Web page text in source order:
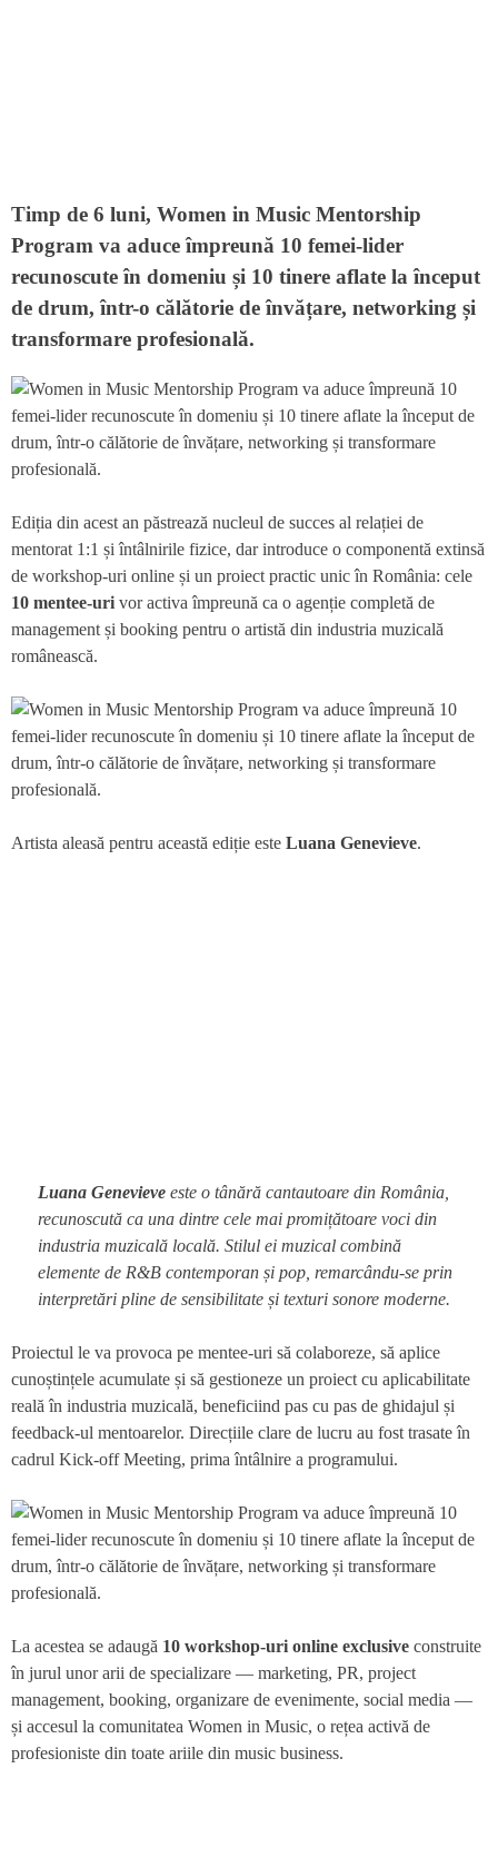
Timp de 6 luni, Women in Music Mentorship
Program va aduce împreună 10 femei-lider
recunoscute în domeniu și 10 tinere aflate la început
de drum, într-o călătorie de învățare, networking și
transformare profesională.
Ediția din acest an păstrează nucleul de succes al relației de
mentorat 1:1 și întâlnirile fizice, dar introduce o componentă extinsă
de workshop-uri online și un proiect practic unic în România: cele
10 mentee-uri vor activa împreună ca o agenție completă de
management și booking pentru o artistă din industria muzicală
românească.
Artista aleasă pentru această ediție este Luana Genevieve.
Luana Genevieve este o tânără cantautoare din România,
recunoscută ca una dintre cele mai promițătoare voci din
industria muzicală locală. Stilul ei muzical combină
elemente de R&B contemporan și pop, remarcându-se prin
interpretări pline de sensibilitate și texturi sonore moderne.
Proiectul le va provoca pe mentee-uri să colaboreze, să aplice
cunoștințele acumulate și să gestioneze un proiect cu aplicabilitate
reală în industria muzicală, beneficiind pas cu pas de ghidajul și
feedback-ul mentoarelor. Direcțiile clare de lucru au fost trasate în
cadrul Kick-off Meeting, prima întâlnire a programului.
La acestea se adaugă 10 workshop-uri online exclusive construite
în jurul unor arii de specializare — marketing, PR, project
management, booking, organizare de evenimente, social media —
și accesul la comunitatea Women in Music, o rețea activă de
profesioniste din toate ariile din music business.